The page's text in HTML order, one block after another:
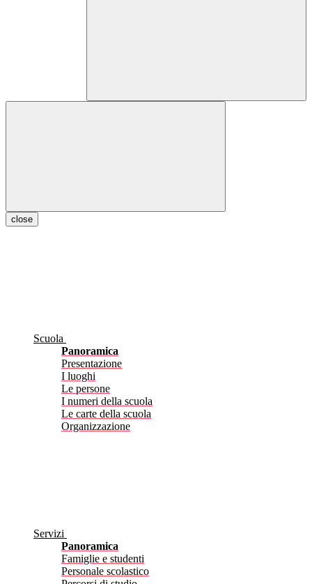
close
Scuola
Panoramica
Presentazione
I luoghi
Le persone
I numeri della scuola
Le carte della scuola
Organizzazione
Servizi
Panoramica
Famiglie e studenti
Personale scolastico